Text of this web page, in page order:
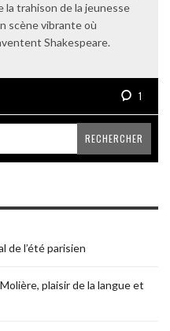
trahison de la jeunesse
scène vibrante où
Shakespeare.
1
de l’été parisien
plaisir de la langue et